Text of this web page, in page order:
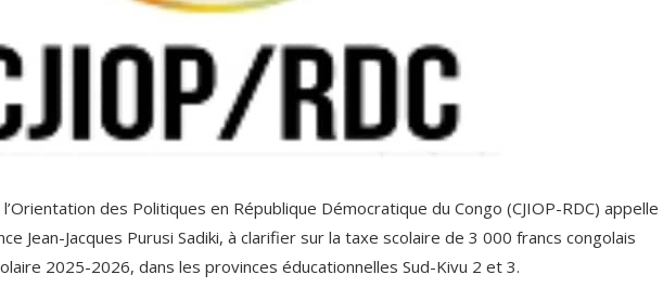
des Politiques en République Démocratique du Congo (CJIOP-RDC) appelle
Jean-Jacques Purusi Sadiki, à clarifier sur la taxe scolaire de 3 000 francs congolais
2025-2026, dans les provinces éducationnelles Sud-Kivu 2 et 3.